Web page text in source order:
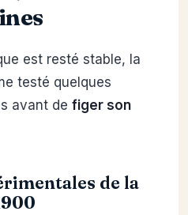
est resté stable, la
testé quelques
avant de figer son
de la